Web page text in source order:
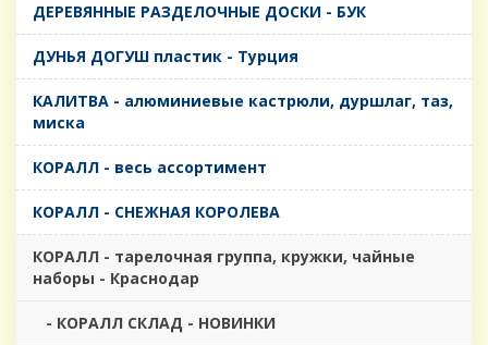
ДЕРЕВЯННЫЕ РАЗДЕЛОЧНЫЕ ДОСКИ - БУК
ДУНЬЯ ДОГУШ пластик - Турция
КАЛИТВА - алюминиевые кастрюли, дуршлаг, таз,
миска
КОРАЛЛ - весь ассортимент
КОРАЛЛ - СНЕЖНАЯ КОРОЛЕВА
КОРАЛЛ - тарелочная группа, кружки, чайные
наборы - Краснодар
- КОРАЛЛ СКЛАД - НОВИНКИ